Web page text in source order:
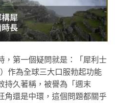
，第一個疑問就是：「犀利士
作為全球三大口服勃起功能
持久著稱，被譽為「週末
角還是中環，這個問題都關乎